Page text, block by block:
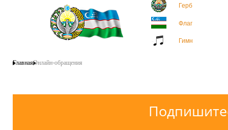
Герб
Флаг
Гимн
ГлавнаяОнлайн-обращения